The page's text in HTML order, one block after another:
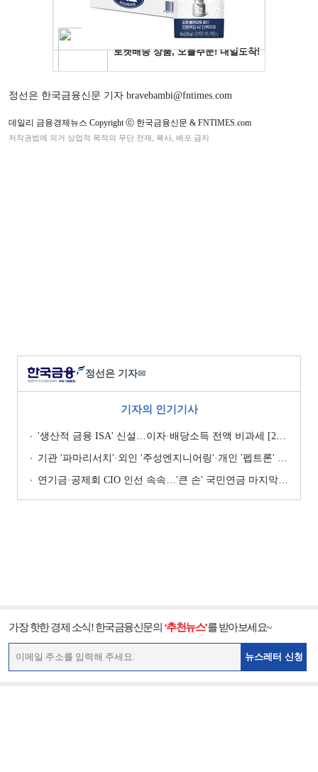
정선은 한국금융신문 기자 bravebambi@fntimes.com
데일리 금융경제뉴스 Copyright ⓒ 한국금융신문 & FNTIMES.com
저작권법에 의거 상업적 목적의 무단 전재, 복사, 배포 금지
정선은 기자✉
기자의 인기기사
'생산적 금융 ISA' 신설…이자·배당소득 전액 비과세 [2026 세제개편안]
기관 '파마리서치'·외인 '주성엔지니어링'·개인 '펩트론' 1위 [주간 코스닥 순매수- 2026년 7월27일~7월31일]
연기금·공제회 CIO 인선 속속…'큰 손' 국민연금 마지막 타자
가장 핫한 경제 소식! 한국금융신문의 ‘추천뉴스’를 받아보세요~
뉴스레터 신청